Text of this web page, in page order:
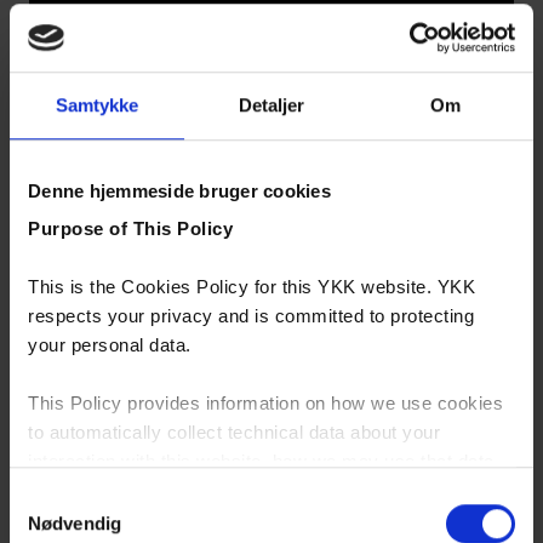
Samtykke Detaljer Om
Denne hjemmeside bruger cookies
Purpose of This Policy
This is the Cookies Policy for this YKK website. YKK
respects your privacy and is committed to protecting
your personal data.
This Policy provides information on how we use cookies
to automatically collect technical data about your
Nødvendig
Insert Supporting Slider Cover
Størrelser
Lynlåse kommer i forskellige størrelser til forskellige formål.
Du kan se de forskellige muligheder for vores spirallynlåse i
nedenstående uddrag fra vores standardkatalog.
Download katalog